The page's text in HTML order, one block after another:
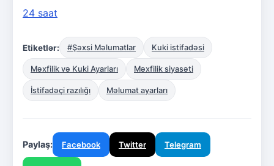
24 saat
Etiketlər: #Şəxsi Məlumatlar Kuki istifadəsi
Məxfilik və Kuki Ayarları Məxfilik siyasəti
İstifadəçi razılığı Məlumat ayarları
Paylaş: Facebook Twitter Telegram